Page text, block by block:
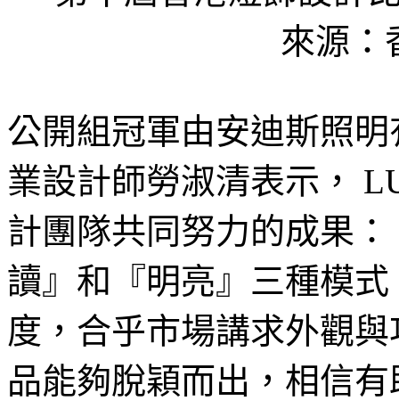
來源：
公開組冠軍由安迪斯照
業設計師勞淑清表示，
計團隊共同努力的成果
讀』和『明亮』三種模
度，合乎市場講求外觀
品能夠脫穎而出，相信